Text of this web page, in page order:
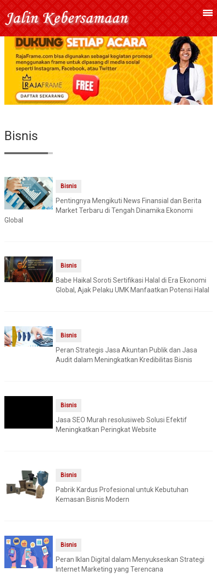
Bisnis
Bisnis
Pentingnya Mengikuti News Finansial dan Berita
Market Terbaru di Tengah Dinamika Ekonomi
Global
Bisnis
Babe Haikal Soroti Sertifikasi Halal di Era Ekonomi
Global, Ajak Pelaku UMK Manfaatkan Potensi Halal
Bisnis
Peran Strategis Jasa Akuntan Publik dan Jasa
Audit dalam Meningkatkan Kredibilitas Bisnis
Bisnis
Jasa SEO Murah resolusiweb Solusi Efektif
Meningkatkan Peringkat Website
Bisnis
Pabrik Kardus Profesional untuk Kebutuhan
Kemasan Bisnis Modern
Bisnis
Peran Iklan Digital dalam Menyukseskan Strategi
Internet Marketing yang Terencana